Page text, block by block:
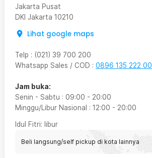
Jakarta Pusat
DKI Jakarta 10210
Lihat google maps
Telp : (021) 39 700 200
Whatsapp Sales / COD : 0896 135 222 00
Jam buka:
Senin - Sabtu : 09:00 - 20:00
Minggu/Libur Nasional : 12:00 - 20:00
Idul Fitri: libur
Beli langsung/self pickup di kota lainnya